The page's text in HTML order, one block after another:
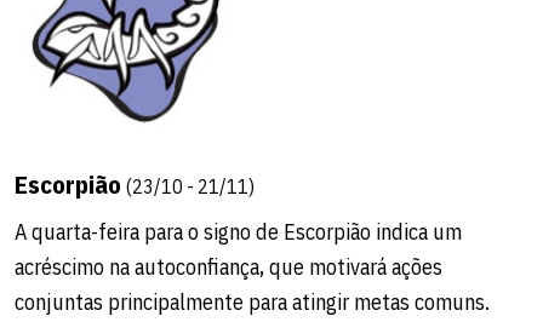
Escorpião (23/10 - 21/11)
A quarta-feira para o signo de Escorpião indica um
acréscimo na autoconfiança, que motivará ações
conjuntas principalmente para atingir metas comuns.